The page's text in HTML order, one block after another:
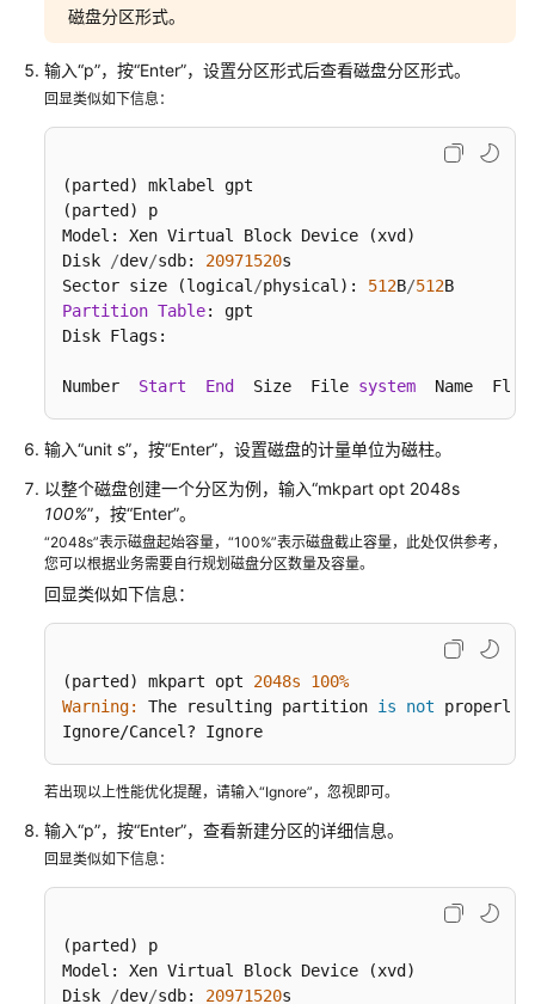
式
绍
Windows
据
（Windows
2016）
初
Linux
数
据
盘
（fdisk）
初
化
Linux
数
盘
初
始
容
量
大
磁盘分区形式。
输入“p”，按“Enter”，设置分区形式后查看磁盘分区形式。
回显类似如下信息：
(parted)
Model: Xen Virtual Block Device (xvd)
Disk
/dev/sdb: 20971520s
Sector size (logical /physical): 512B/512
Partition Table: gpt
Disk Flags:
Number Start End
  Size  File
system
Name
输入“unit s”，按“Enter”，设置磁盘的计量单位为磁柱。
以整个磁盘创建一个分区为例，输入“mkpart opt 2048s
100%”，按“Enter”。
“2048s”表示磁盘起始容量，“100%”表示磁盘截止容量，此处仅供参考，
您可以根据业务需要自行规划磁盘分区数量及容量。
回显类似如下信息：
(parted) mkpart opt 2048s
100%
Warning:
The resulting partition is not properly
Ignore/Cancel? Ignore
若出现以上性能优化提醒，请输入“Ignore”，忽视即可。
输入“p”，按“Enter”，查看新建分区的详细信息。
回显类似如下信息：
Model: Xen Virtual Block Device (xvd)
Disk
/dev/sdb: 20971520s